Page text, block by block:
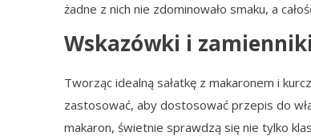
żadne z nich nie zdominowało smaku, a
Wskazówki i
Tworząc idealną sałatkę z makaronem i
zastosować, aby dostosować przepis do
makaron, świetnie sprawdzą się nie tylko